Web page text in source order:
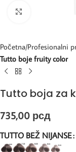
Početna Profesionalni
Tutto boje fruity color
Tutto boja za
735,00 рсд
TUTTO BEŽ NIJANSE